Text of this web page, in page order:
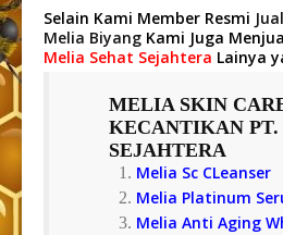
Selain Kami Member Resmi
Melia Biyang Kami Juga
Melia Sehat Sejahtera Lainya
MELIA SKIN
KECANTIKAN
SEJAHTERA
Melia Sc CLeanser
Melia Platinum
Melia Anti Aging